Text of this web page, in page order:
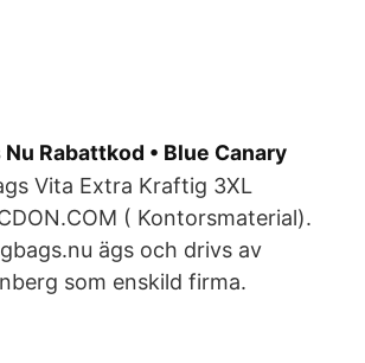
Rabattkod • Blue Canary
Vita Extra Kraftig 3XL
( Kontorsmaterial).
ägs och drivs av
som enskild firma.